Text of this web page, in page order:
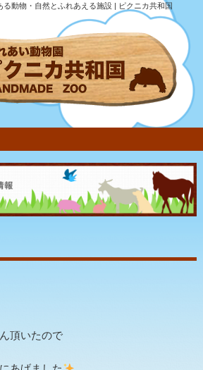
動物・自然とふれあえる施設 | ピクニカ共和国
カ共和国について 動物紹介 移動動物園
団体のお客様
頂いたので